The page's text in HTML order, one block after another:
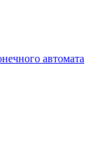
автомата